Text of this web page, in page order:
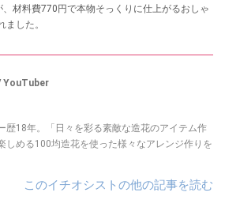
材料費770円で本物そっくりに仕上がるおしゃ
した。
YouTuber
歴18年。「日々を彩る素敵な造花のアイテム作
しめる100均造花を使った様々なアレンジ作りを
このイチオシストの他の記事を読む